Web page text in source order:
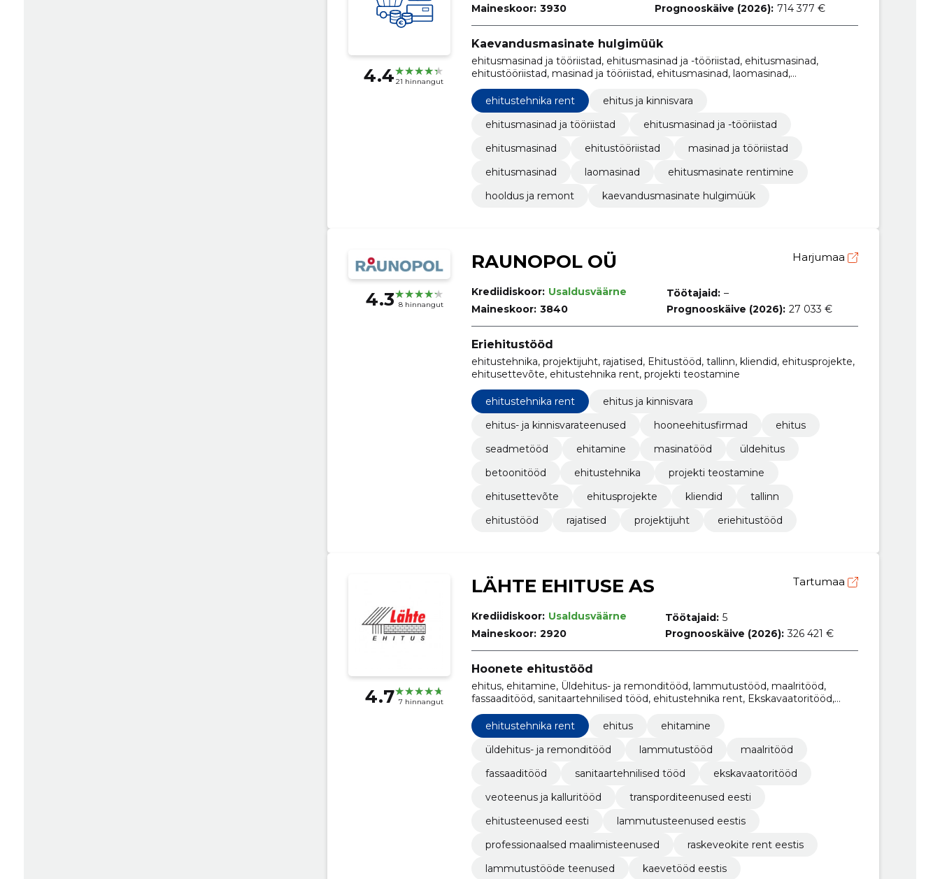
4.4 21 hinnangut
Maineskoor: 3930
Prognooskäive (2026): 714 377 €
Kaevandusmasinate hulgimüük
ehitusmasinad ja tööriistad, ehitusmasinad ja -tööriistad, ehitusmasinad,
ehitustööriistad, masinad ja tööriistad, ehitusmasinad, laomasinad,
ehitustehnika rent, ehitusmasinate rentimine, Hooldus ja remont
ehitustehnika rent
ehitus ja kinnisvara
ehitusmasinad ja tööriistad
ehitusmasinad ja -tööriistad
ehitusmasinad
ehitustööriistad
masinad ja tööriistad
ehitusmasinad
laomasinad
ehitusmasinate rentimine
hooldus ja remont
kaevandusmasinate hulgimüük
4.3 8 hinnangut
RAUNOPOL OÜ Harjumaa
Krediidiskoor: Usaldusväärne
Maineskoor: 3840
Töötajaid: –
Prognooskäive (2026): 27 033 €
Eriehitustööd
ehitustehnika, projektijuht, rajatised, Ehitustööd, tallinn, kliendid, ehitusprojekte,
ehitusettevõte, ehitustehnika rent, projekti teostamine
ehitustehnika rent
ehitus ja kinnisvara
ehitus- ja kinnisvarateenused
hooneehitusfirmad
ehitus
seadmetööd
ehitamine masinatööd
üldehitus
betoonitööd
ehitustehnika
projekti teostamine
ehitusettevõte
ehitusprojekte kliendid
tallinn
ehitustööd
rajatised projektijuht eriehitustööd
4.7 7 hinnangut
LÄHTE EHITUSE AS Tartumaa
Krediidiskoor: Usaldusväärne
Maineskoor: 2920
Töötajaid: 5
Prognooskäive (2026): 326 421 €
Hoonete ehitustööd
ehitus, ehitamine, Üldehitus- ja remonditööd, lammutustööd, maalritööd,
fassaaditööd, sanitaartehnilised tööd, ehitustehnika rent, Ekskavaatoritööd,
Veoteenus ja Kalluritööd
ehitustehnika rent
ehitus
ehitamine
üldehitus- ja remonditööd
lammutustööd
maalritööd
fassaaditööd
sanitaartehnilised tööd
ekskavaatoritööd
veoteenus ja kalluritööd
transporditeenused eesti
ehitusteenused eesti
lammutusteenused eestis
professionaalsed maalimisteenused
raskeveokite rent eestis
lammutustööde teenused
kaevetööd eestis